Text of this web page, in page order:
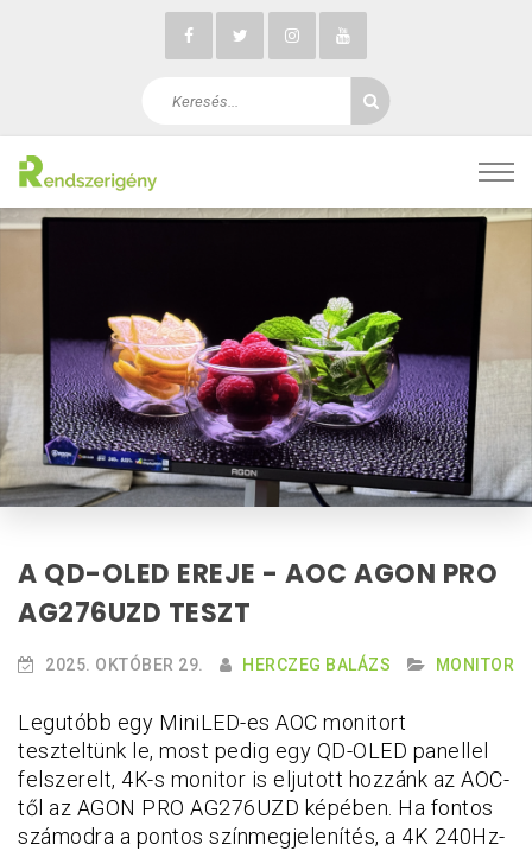
A QD-OLED EREJE - AOC AGON PRO
AG276UZD TESZT
2025. OKTÓBER 29. HERCZEG BALÁZS MONITOR
Legutóbb egy MiniLED-es AOC monitort
teszteltünk le, most pedig egy QD-OLED panellel
felszerelt, 4K-s monitor is eljutott hozzánk az AOC-
től az AGON PRO AG276UZD képében. Ha fontos
számodra a pontos színmegjelenítés, a 4K 240Hz-